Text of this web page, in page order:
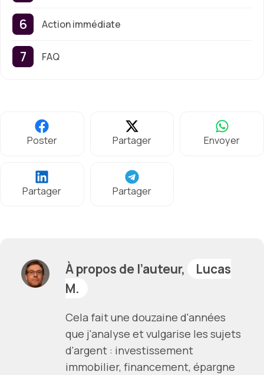
Action immédiate
FAQ
Poster Partager Envoyer
Partager Partager
À propos de l’auteur,
Lucas
M.
Cela fait une douzaine d'années
que j'analyse et vulgarise les sujets
d'argent : investissement
immobilier, financement, épargne